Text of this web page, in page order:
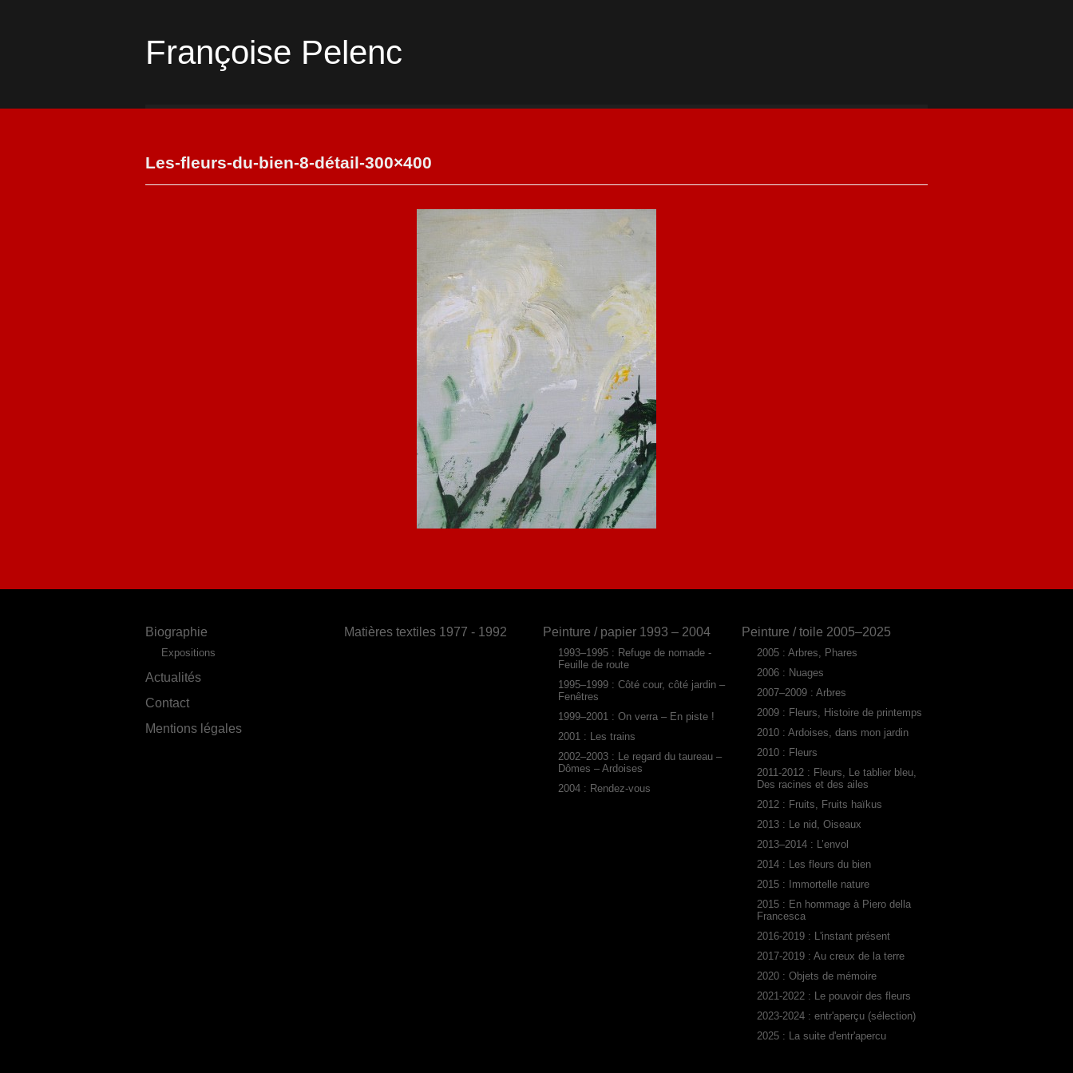
Françoise Pelenc
Les-fleurs-du-bien-8-détail-300×400
Biographie
Expositions
Actualités
Contact
Mentions légales
Matières textiles 1977 - 1992 Peinture / papier 1993 – 2004
1993–1995 : Refuge de nomade -
Feuille de route
1995–1999 : Côté cour, côté jardin –
Fenêtres
1999–2001 : On verra – En piste !
2001 : Les trains
2002–2003 : Le regard du taureau –
Dômes – Ardoises
2004 : Rendez-vous
Peinture / toile 2005–2025
2005 : Arbres, Phares
2006 : Nuages
2007–2009 : Arbres
2009 : Fleurs, Histoire de printemps
2010 : Ardoises, dans mon jardin
2010 : Fleurs
2011-2012 : Fleurs, Le tablier bleu,
Des racines et des ailes
2012 : Fruits, Fruits haïkus
2013 : Le nid, Oiseaux
2013–2014 : L’envol
2014 : Les fleurs du bien
2015 : Immortelle nature
2015 : En hommage à Piero della
Francesca
2016-2019 : L'instant présent
2017-2019 : Au creux de la terre
2020 : Objets de mémoire
2021-2022 : Le pouvoir des fleurs
2023-2024 : entr'aperçu (sélection)
2025 : La suite d'entr'apercu